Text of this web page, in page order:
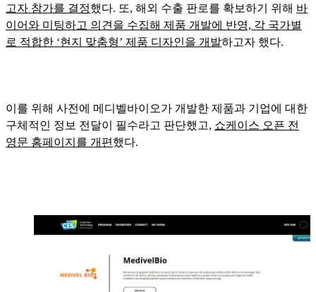
고자 참가를 결정했다. 또, 해외 수출 판로를 확보하기 위해 바
이어와 미팅하고 의견을 수집해 제품 개발에 반영, 각 국가별
로 적합한 ‘현지 맞춤형’ 제품 디자인을 개발하고자 했다.
이를 위해 사전에 메디벨바이오가 개발한 제품과 기업에 대한
구체적인 정보 전달이 필수라고 판단했고, 쇼케이스 오픈 전
영문 홈페이지를 개편 했다.